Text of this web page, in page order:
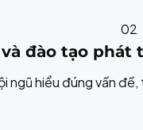
02
đào tạo phát
hiểu đúng vấn